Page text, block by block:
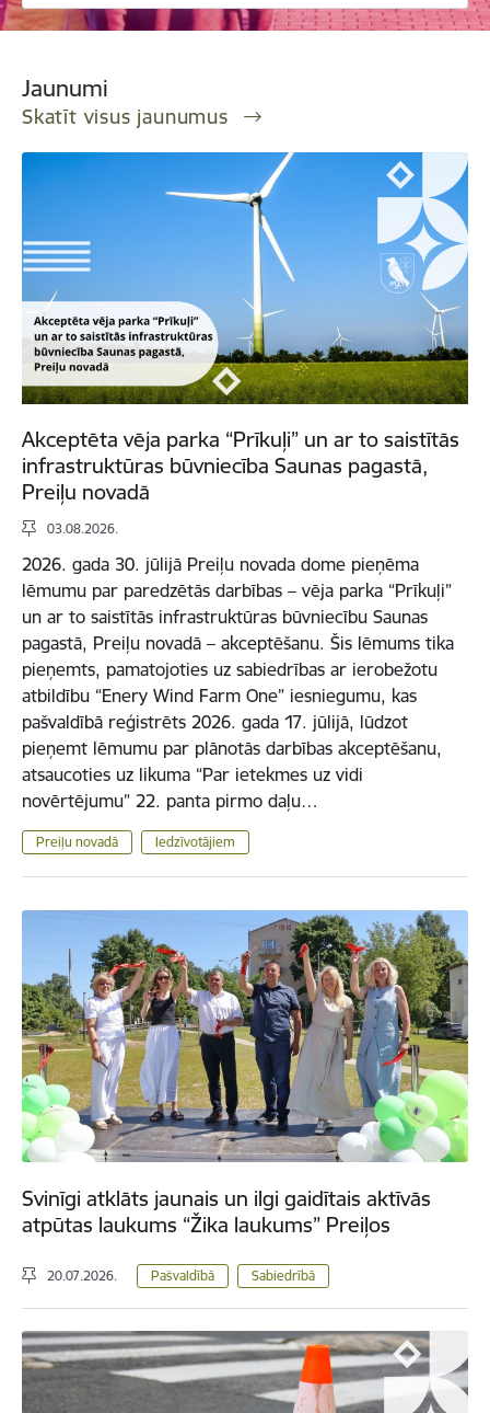
Jaunumi
Skatīt visus jaunumus
Akceptēta vēja parka “Prīkuļi” un ar to saistītās
infrastruktūras būvniecība Saunas pagastā,
Preiļu novadā
03.08.2026.
2026. gada 30. jūlijā Preiļu novada dome pieņēma
lēmumu par paredzētās darbības – vēja parka “Prīkuļi”
un ar to saistītās infrastruktūras būvniecību Saunas
pagastā, Preiļu novadā – akceptēšanu. Šis lēmums tika
pieņemts, pamatojoties uz sabiedrības ar ierobežotu
atbildību “Enery Wind Farm One” iesniegumu, kas
pašvaldībā reģistrēts 2026. gada 17. jūlijā, lūdzot
pieņemt lēmumu par plānotās darbības akceptēšanu,
atsaucoties uz likuma “Par ietekmes uz vidi
novērtējumu” 22. panta pirmo daļu…
Preiļu novadā Iedzīvotājiem
Svinīgi atklāts jaunais un ilgi gaidītais aktīvās
atpūtas laukums “Žika laukums” Preiļos
20.07.2026. Pašvaldībā Sabiedrībā